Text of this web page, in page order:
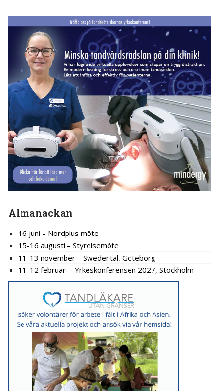
Almanackan
16 juni – Nordplus möte
15-16 augusti – Styrelsemöte
11-13 november – Swedental, Göteborg
11-12 februari – Yrkeskonferensen 2027, Stockholm